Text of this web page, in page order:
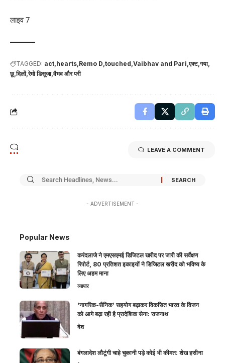
लाइव 7
TAGGED: act hearts Remo D touched Vaibhav and Pari एक्ट गया
छू दिलों रेमो डिसूजा वैभव और परी
LEAVE A COMMENT
- ADVERTISEMENT -
Popular News
करंदलाजे ने एमएसएमई डिजिटल खरीद पर जारी की सर्वेक्षण
रिपोर्ट, 80 प्रतिशत इकाइयों ने डिजिटल खरीद को भविष्य के
लिए अहम माना
व्यापार
‘नागरिक-सैनिक’ सहयोग बढ़ाकर विकसित भारत के विजन
को आगे बढ़ा रही है प्रादेशिक सेना: राजनाथ
देश
बंगलादेश लौटूंगी चाहे चुकानी पड़े कोई भी कीमत: शेख हसीना